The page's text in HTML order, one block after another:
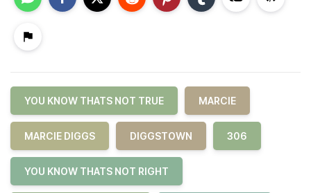
YOU KNOW THATS NOT TRUE MARCIE
MARCIE DIGGS DIGGSTOWN 306
YOU KNOW THATS NOT RIGHT